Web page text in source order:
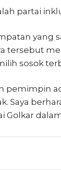
partai
yang
tersebut
sosok
pemimpin
Saya
Golkar